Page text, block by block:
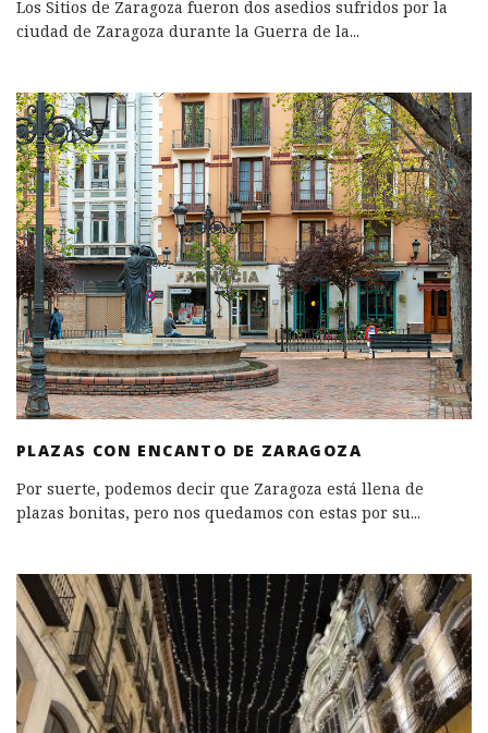
Los Sitios de Zaragoza fueron dos asedios sufridos por la
ciudad de Zaragoza durante la Guerra de la...
PLAZAS CON ENCANTO DE ZARAGOZA
Por suerte, podemos decir que Zaragoza está llena de
plazas bonitas, pero nos quedamos con estas por su...